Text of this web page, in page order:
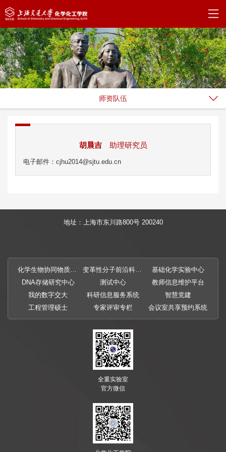
师资队伍
胡晨吉 助理研究员
电子邮件：cjhu2014@sjtu.edu.cn
地址：上海市东川路800号 200240
化学生物协同物质创制全国重点实验室 变革性分子前沿科学中心
基础化学实验中心
DNA存储研究中心
测试中心
教师信息维护平台
我的数字交大
科研信息服务系统
智慧党建
工程管理硕士
专家评审专栏 会议室共享预约系统
全重实验室
官方微信